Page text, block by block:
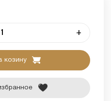
+
козину